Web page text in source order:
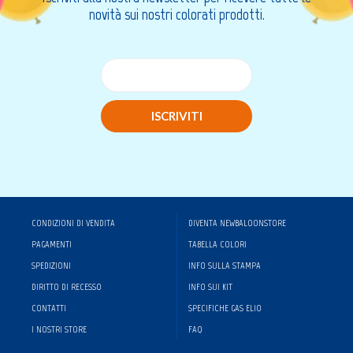
novità sui nostri colorati prodotti.
ISCRIVITI
CONDIZIONI DI VENDITA
PAGAMENTI
SPEDIZIONI
DIRITTO DI RECESSO
CONTATTI
I NOSTRI STORE
DIVENTA NEWBALOONSTORE
TABELLA COLORI
INFO SULLA STAMPA
INFO SUI KIT
SPECIFICHE GAS ELIO
FAQ